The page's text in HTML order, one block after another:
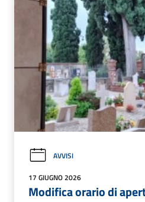
AVVISI
17 GIUGNO 2026
Modifica orario di